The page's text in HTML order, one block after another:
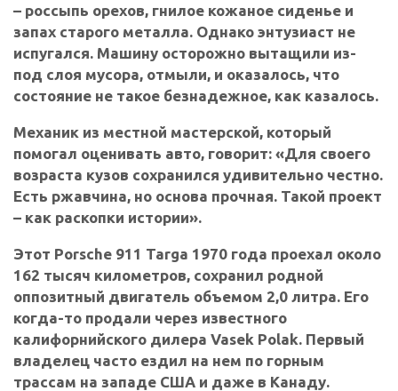
– россыпь орехов, гнилое кожаное сиденье и
запах старого металла. Однако энтузиаст не
испугался. Машину осторожно вытащили из-
под слоя мусора, отмыли, и оказалось, что
состояние не такое безнадежное, как казалось.
Механик из местной мастерской, который
помогал оценивать авто, говорит: «Для своего
возраста кузов сохранился удивительно честно.
Есть ржавчина, но основа прочная. Такой проект
– как раскопки истории».
Этот Porsche 911 Targa 1970 года проехал около
162 тысяч километров, сохранил родной
оппозитный двигатель объемом 2,0 литра. Его
когда-то продали через известного
калифорнийского дилера Vasek Polak. Первый
владелец часто ездил на нем по горным
трассам на западе США и даже в Канаду.